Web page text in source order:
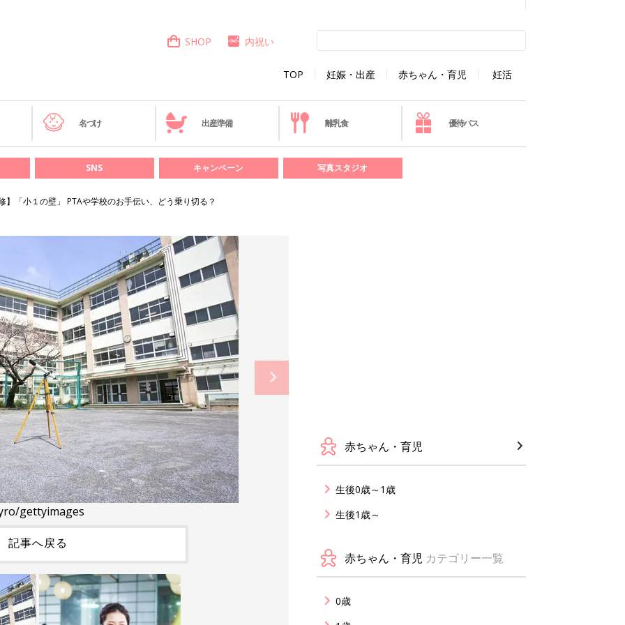
TOP 妊娠・出産 赤ちゃん・育児 妊活
SHOP 内祝い
名づけ 出産準備 離乳食 優待パス
SNS キャンペーン 写真スタジオ
】「小１の壁」 PTAや学校のお手伝い、どう乗り切る？
gettyimages
記事へ戻る
赤ちゃん・育児
生後0歳～1歳
生後1歳～
赤ちゃん・育児 カテゴリー一覧
0歳